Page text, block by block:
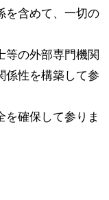
を含めて、一切の
等の外部専門機関
係性を構築して参
を確保して参りま